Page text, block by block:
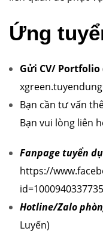
Ứng
Gửi CV/
Bạn cần tư vấn
Bạn vui lòng liên
Fanpage tuyển
https://
Hotline/Zalo
Luyến)